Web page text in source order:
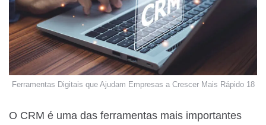
Ferramentas Digitais que Ajudam Empresas a Crescer Mais Rápido 18
O CRM é uma das ferramentas mais importantes